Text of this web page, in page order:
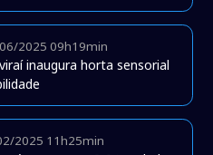
2025 09h19min
inaugura horta sensorial
2025 11h25min